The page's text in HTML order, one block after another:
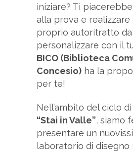
iniziare? Ti
alla prova e realizzare
proprio autoritratto da
personalizzare con il
BICO (Biblioteca
Concesio) ha la
per te!
Nell’ambito del ciclo
“Stai in Valle”, siamo
presentare un
laboratorio di disegno